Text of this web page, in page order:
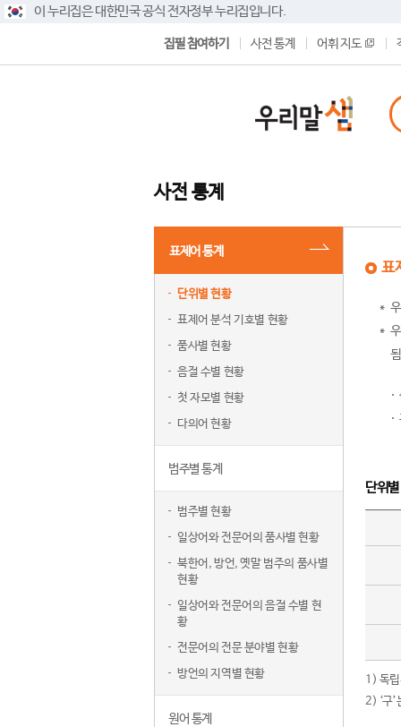
이 누리집은 대한민국 공식 전자정부 누리집입니다.
집필 참여하기 사전 통계 어휘 지도
사전 통계
표제어 통계
단위별 현황
표제어 분석 기호별 현황
품사별 현황
음절 수별 현황
첫 자모별 현황
다의어 현황
범주별 통계
범주별 현황
일상어와 전문어의 품사별 현황
북한어, 방언, 옛말 범주의 품사별
현황
일상어와 전문어의 음절 수별 현
황
전문어의 전문 분야별 현황
방언의 지역별 현황
원어 통계
표
단위
1) 독립
2) ‘구